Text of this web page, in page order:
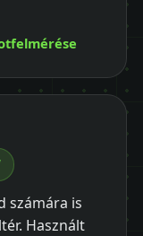
számára is
Használt